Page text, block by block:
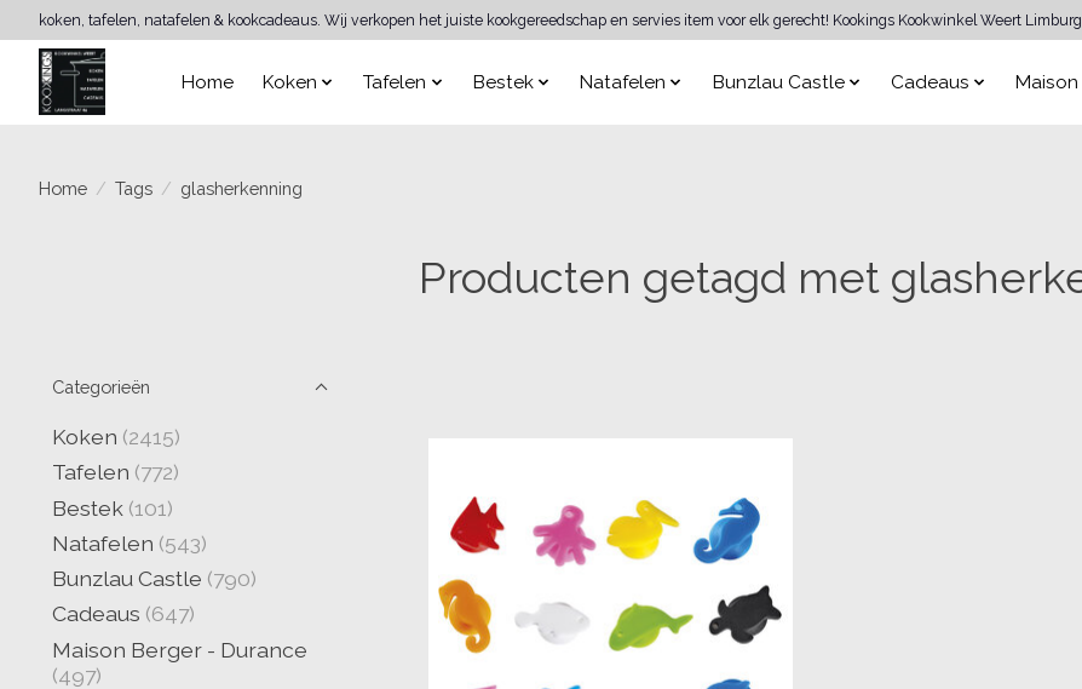
koken, tafelen, natafelen & kookcadeaus. Wij verkopen het juiste kookgereedschap en servies item voor elk gerecht! Kookings Kookwinkel Weert
Home Koken Tafelen Bestek Natafelen Bunzlau Castle Cadeaus
Home / Tags / glasherkenning
Producten getagd met
Categorieën
Koken (2415)
Tafelen (772)
Bestek (101)
Natafelen (543)
Bunzlau Castle (790)
Cadeaus (647)
Maison Berger - Durance
(497)